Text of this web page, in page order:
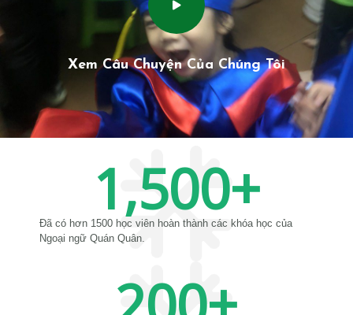
Xem Câu Chuyện Của Chúng Tôi
Đã có hơn 1500 học viên hoàn thành các khóa học của
Ngoại ngữ Quán Quân.
1,500+